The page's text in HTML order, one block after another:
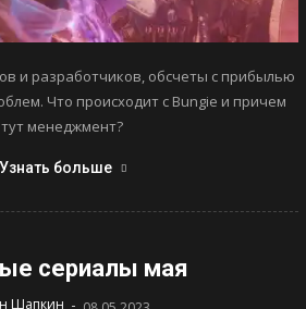
и разработчиков, обсчеты с прибылью
Что происходит с Bungie и причем
тут менеджмент?
Узнать больше
сериалы мая
Шапкин -